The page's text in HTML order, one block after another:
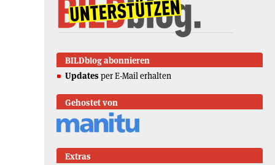
BILDblog abonnieren
Updates per E-Mail erhalten
Gehostet von
Extras